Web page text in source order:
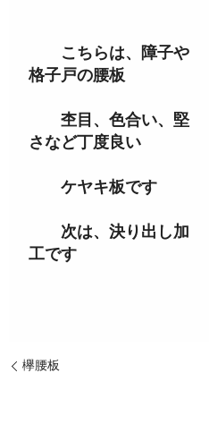
こちらは、障子や
格子戸の腰板
杢目、色合い、堅
さなど丁度良い
ケヤキ板です
次は、決り出し加
工です
欅腰板